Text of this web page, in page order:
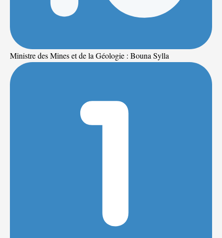
Ministre des Mines et de la Géologie : Bouna Sylla